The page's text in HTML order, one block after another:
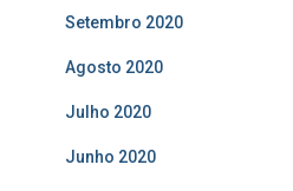
Setembro 2020
Agosto 2020
Julho 2020
Junho 2020